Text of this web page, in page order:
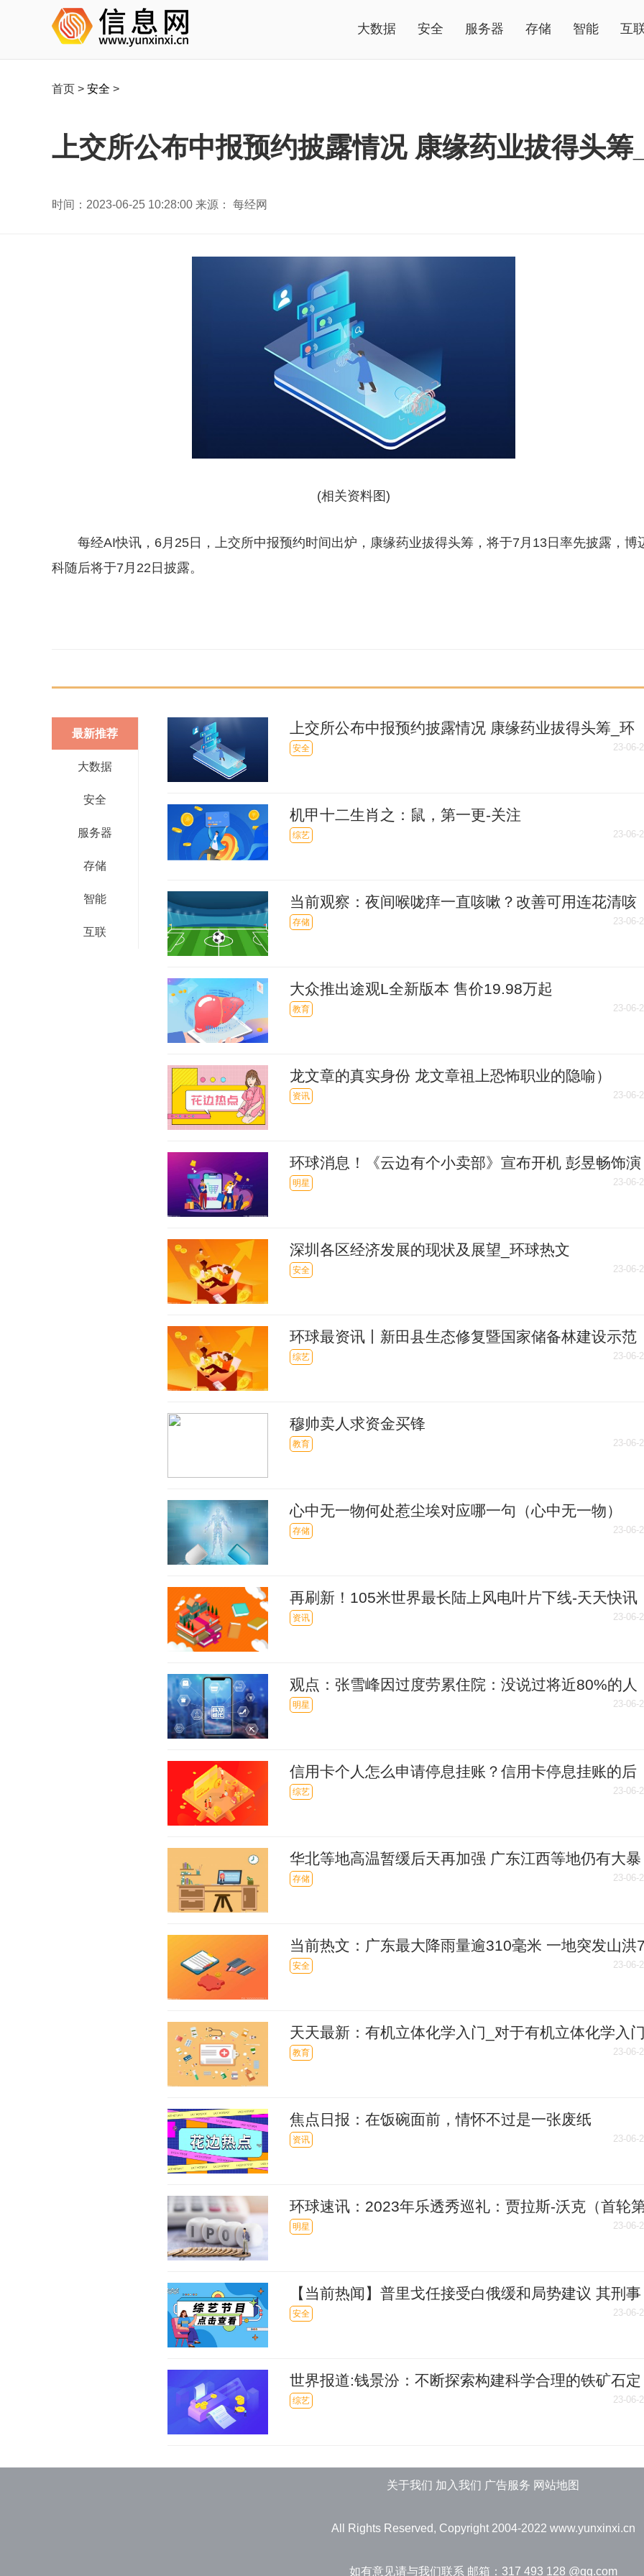
大数据 安全 服务器 存储 智能 互
首页 > 安全 >
上交所公布中报预约披露情况 康缘药业拔得头筹
时间：2023-06-25 10:28:00 来源： 每经网
(相关资料图)
每经AI快讯，6月25日，上交所中报预约时间出炉，康缘药业拔得头筹，将于7月13日率先披露，博
科随后将于7月22日披露。
最新推荐
大数据
安全
服务器
存储
智能
互联
上交所公布中报预约披露情况 康缘药业拔得头筹_环
球热消息
安全 23-06-
机甲十二生肖之：鼠，第一更-关注
综艺 23-06-
当前观察：夜间喉咙痒一直咳嗽？改善可用连花清咳
片
存储 23-06-
大众推出途观L全新版本 售价19.98万起
教育 23-06-
龙文章的真实身份 龙文章祖上恐怖职业的隐喻）
资讯 23-06-
环球消息！《云边有个小卖部》宣布开机 彭昱畅饰演
刘十三
明星 23-06-
深圳各区经济发展的现状及展望_环球热文
安全 23-06-
环球最资讯丨新田县生态修复暨国家储备林建设示范
项目（一期）林地林权流转工作调度会召开
综艺 23-06-
穆帅卖人求资金买锋
教育 23-06-
心中无一物何处惹尘埃对应哪一句（心中无一物）
存储 23-06-
再刷新！105米世界最长陆上风电叶片下线-天天快讯
资讯 23-06-
观点：张雪峰因过度劳累住院：没说过将近80%的人
会失业 今年已捐款150万元
明星 23-06-
信用卡个人怎么申请停息挂账？信用卡停息挂账的后
果有什么？|天天动态
综艺 23-06-
华北等地高温暂缓后天再加强 广东江西等地仍有大暴
雨
存储 23-06-
当前热文：广东最大降雨量逾310毫米 一地突发山洪7
人被困后获救
安全 23-06-
天天最新：有机立体化学入门_对于有机立体化学入门
简单介绍
教育 23-06-
焦点日报：在饭碗面前，情怀不过是一张废纸
资讯 23-06-
环球速讯：2023年乐透秀巡礼：贾拉斯-沃克（首轮
8顺位）
明星 23-06-
【当前热闻】普里戈任接受白俄缓和局势建议 其刑事
立案将获撤销
安全 23-06-
世界报道:钱景汾：不断探索构建科学合理的铁矿石定
价机制
综艺 23-06-
关于我们 加入我们 广告服务 网站地图
All Rights Reserved, Copyright 2004-2022 www.yunxinxi.cn
如有意见请与我们联系 邮箱：317 493 128 @qq.com